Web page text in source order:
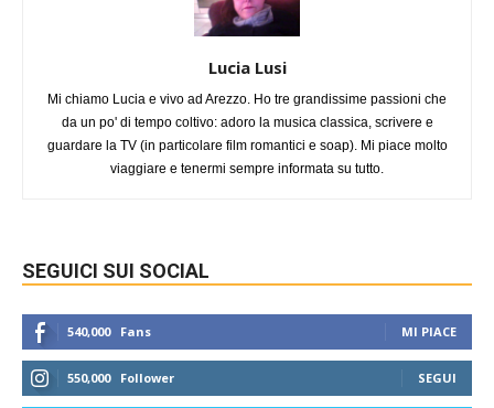
Lucia Lusi
Mi chiamo Lucia e vivo ad Arezzo. Ho tre grandissime passioni che
da un po' di tempo coltivo: adoro la musica classica, scrivere e
guardare la TV (in particolare film romantici e soap). Mi piace molto
viaggiare e tenermi sempre informata su tutto.
SEGUICI SUI SOCIAL
540,000 Fans MI PIACE
550,000 Follower SEGUI